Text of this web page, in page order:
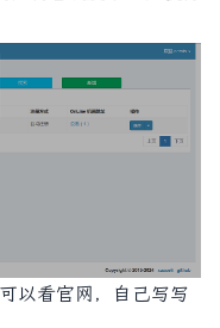
以看官网，自己写写